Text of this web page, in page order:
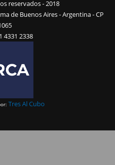
reservados - 2018
de Buenos Aires - Argentina - CP
4331 2338
Tres Al Cubo